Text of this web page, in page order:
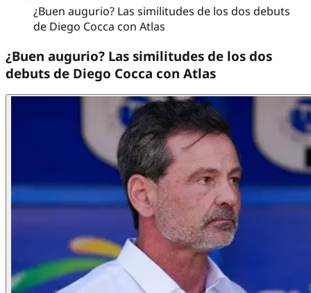
¿Buen augurio? Las similitudes de los dos debuts
de Diego Cocca con Atlas
¿Buen augurio? Las similitudes de los dos
debuts de Diego Cocca con Atlas